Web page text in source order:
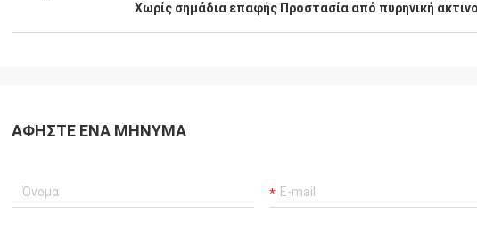
Χωρίς σημάδια επαφής Προστασία από πυρηνική
ΑΦΉΣΤΕ ΈΝΑ ΜΉΝΥΜΑ